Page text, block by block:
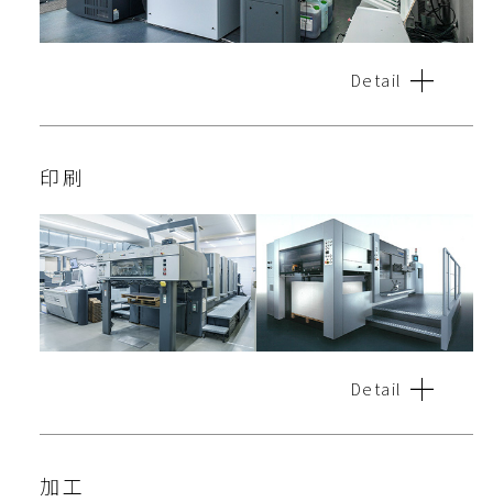
Detail
印刷
Detail
加工